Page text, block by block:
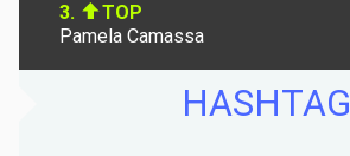
3.
TOP
Pamela Camassa
HASHTAG